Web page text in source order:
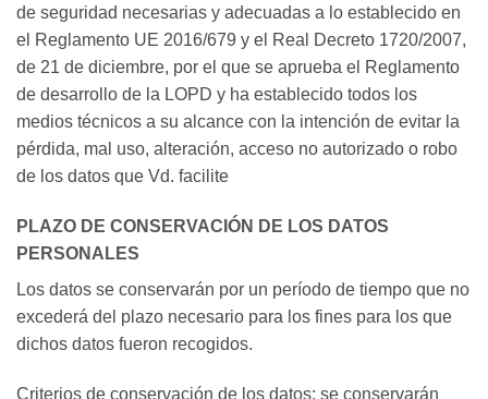
de seguridad necesarias y adecuadas a lo establecido en
el Reglamento UE 2016/679 y el Real Decreto 1720/2007,
de 21 de diciembre, por el que se aprueba el Reglamento
de desarrollo de la LOPD y ha establecido todos los
medios técnicos a su alcance con la intención de evitar la
pérdida, mal uso, alteración, acceso no autorizado o robo
de los datos que Vd. facilite
PLAZO DE CONSERVACIÓN DE LOS DATOS
PERSONALES
Los datos se conservarán por un período de tiempo que no
excederá del plazo necesario para los fines para los que
dichos datos fueron recogidos.
Criterios de conservación de los datos: se conservarán